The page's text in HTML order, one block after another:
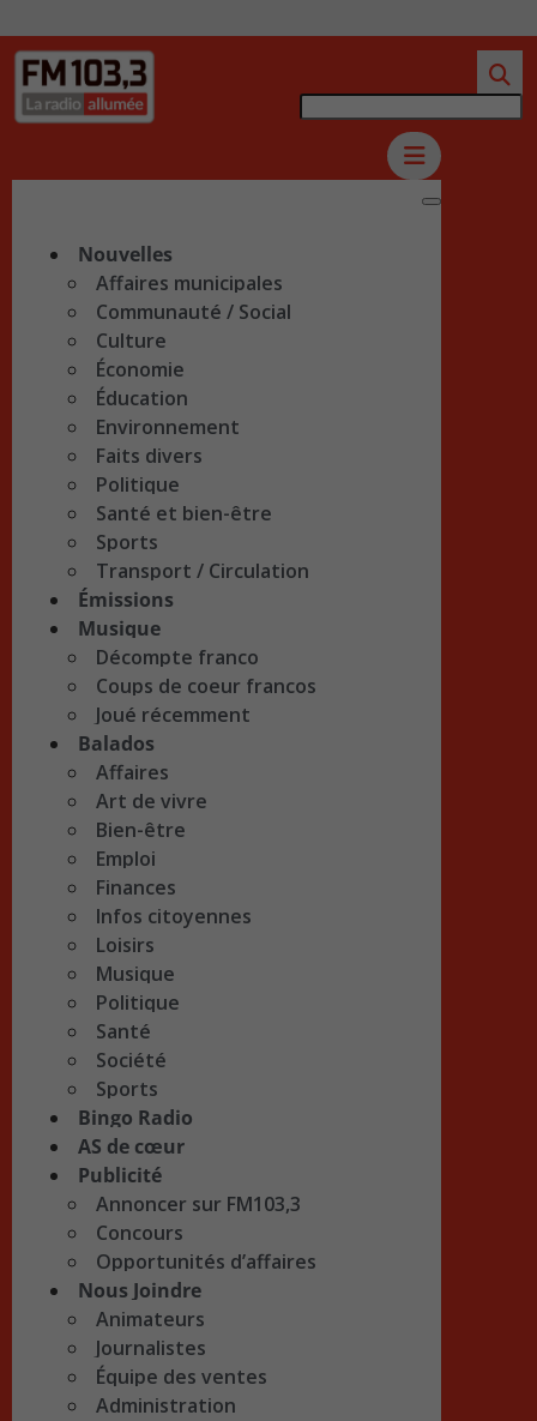
Nouvelles
Affaires municipales
Communauté / Social
Culture
Économie
Éducation
Environnement
Faits divers
Politique
Santé et bien-être
Sports
Transport / Circulation
Émissions
Musique
Décompte franco
Coups de coeur francos
Joué récemment
Balados
Affaires
Art de vivre
Bien-être
Emploi
Finances
Infos citoyennes
Loisirs
Musique
Politique
Santé
Société
Sports
Bingo Radio
AS de cœur
Publicité
Annoncer sur FM103,3
Concours
Opportunités d’affaires
Nous Joindre
Animateurs
Journalistes
Équipe des ventes
Administration